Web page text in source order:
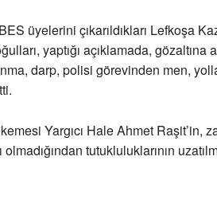
üyelerini çıkarıldıkları Lefkoşa
yaptığı açıklamada,
darp, polisi görevinden men,
Yargıcı Hale Ahmet Raşit’in,
olmadığından tutukluluklarının